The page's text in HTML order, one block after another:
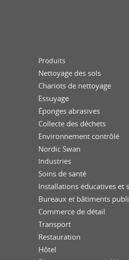
Produits
Nettoyage des sols
Chariots de nettoyage
Essuyage
Éponges abrasives
Collecte des déchets
Environnement contrôlé
Nordic Swan
Industries
Soins de santé
Installations éducatives et
Bureaux et bâtiments
Commerce de détail
Transport
Restauration
Hôtel